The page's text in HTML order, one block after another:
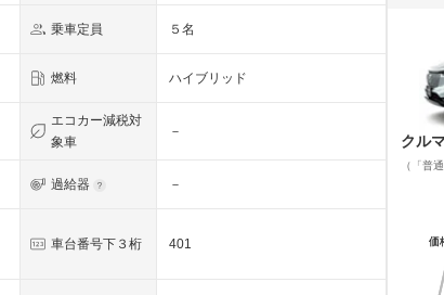
乗車定員 ５名
燃料 ハイブリッド
エコカー減税対
象車
－
過給器 －
車台番号下３桁 401
クル
（「普
価
価